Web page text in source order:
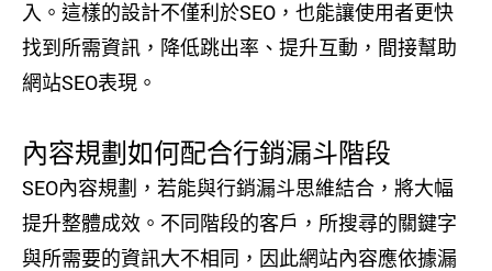
入。這樣的設計不僅利於SEO，也能讓使用者更快
找到所需資訊，降低跳出率、提升互動，間接幫助
網站SEO表現。
內容規劃如何配合行銷漏斗階段
SEO內容規劃，若能與行銷漏斗思維結合，將大幅
提升整體成效。不同階段的客戶，所搜尋的關鍵字
與所需要的資訊大不相同，因此網站內容應依據漏